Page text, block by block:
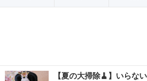
【夏の大掃除🧹】いらな